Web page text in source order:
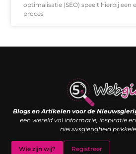
optimalisatie (SEO) speelt hierbij een
proces
Blogs en Artikelen voor de
een wereld vol informatie, inspiratie
nieuwsgierigheid
Wie zijn wij? Registreer